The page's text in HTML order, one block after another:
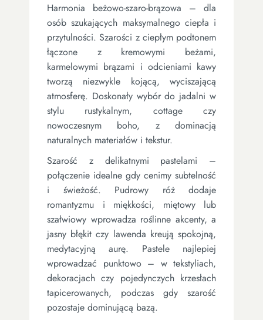
Harmonia beżowo-szaro-brązowa – dla
osób szukających maksymalnego ciepła i
przytulności. Szarości z ciepłym podtonem
łączone z kremowymi beżami,
karmelowymi brązami i odcieniami kawy
tworzą niezwykle kojącą, wyciszającą
atmosferę. Doskonały wybór do jadalni w
stylu rustykalnym, cottage czy
nowoczesnym boho, z dominacją
naturalnych materiałów i tekstur.
Szarość z delikatnymi pastelami –
połączenie idealne gdy cenimy subtelność
i świeżość. Pudrowy róż dodaje
romantyzmu i miękkości, miętowy lub
szałwiowy wprowadza roślinne akcenty, a
jasny błękit czy lawenda kreują spokojną,
medytacyjną aurę. Pastele najlepiej
wprowadzać punktowo – w tekstyliach,
dekoracjach czy pojedynczych krzesłach
tapicerowanych, podczas gdy szarość
pozostaje dominującą bazą.